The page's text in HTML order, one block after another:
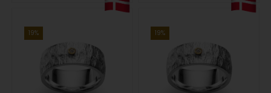
19% 19%